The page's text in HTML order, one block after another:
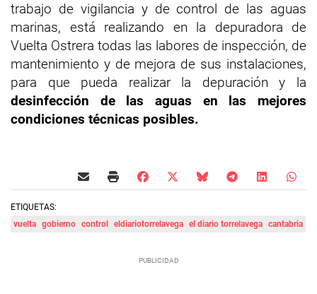
trabajo de vigilancia y de control de las aguas
marinas, está realizando en la depuradora de
Vuelta Ostrera todas las labores de inspección, de
mantenimiento y de mejora de sus instalaciones,
para que pueda realizar la depuración y la
desinfección de las aguas en las mejores
condiciones técnicas posibles.
ETIQUETAS:
vuelta gobierno control eldiariotorrelavega el diario torrelavega cantabria